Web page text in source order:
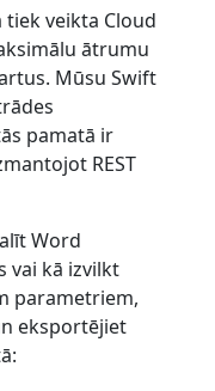
veikta Cloud
ātrumu
Mūsu Swift
pamatā ir
REST
Word
vai kā izvilkt
parametriem,
eksportējiet